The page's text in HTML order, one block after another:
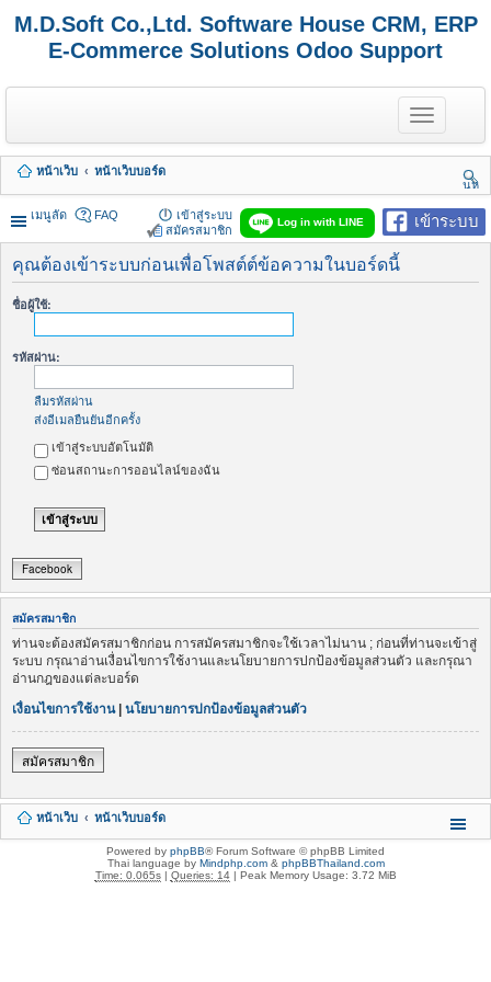
M.D.Soft Co.,Ltd. Software House CRM, ERP
E-Commerce Solutions Odoo Support
T
o
g
e
n
a
v
g
หน้าเว็บ
หน้าเว็บบอร์ด
นห
า
เมนูลัด
เข้าระบบ
Log in with LINE
FAQ
เข้าสู่ระบบ
สมัครสมาชิก
คุณต้องเข้าระบบก่อนเพื่อโพสต์ต์ข้อความในบอร์ดนี้
ชื่อผู้ใช้:
รหัสผ่าน:
ลืมรหัสผ่าน
ส่งอีเมลยืนยันอีกครั้ง
เข้าสู่ระบบอัตโนมัติ
ซ่อนสถานะการออนไลน์ของฉัน
Facebook
สมัครสมาชิก
ท่านจะต้องสมัครสมาชิกก่อน การสมัครสมาชิกจะใช้เวลาไม่นาน ; ก่อนที่ท่านจะเข้าสู่
ระบบ กรุณาอ่านเงื่อนไขการใช้งานและนโยบายการปกป้องข้อมูลส่วนตัว และกรุณา
อ่านกฎของแต่ละบอร์ด
เงื่อนไขการใช้งาน| นโยบายการปกป้องข้อมูลส่วนตัว
สมัครสมาชิก
หน้าเว็บ หน้าเว็บบอร์ด
Powered by phpBB® Forum Software © phpBB Limited
Thai language by Mindphp.com& phpBBThailand.com
Time: 0.065s| Queries: 14| Peak Memory Usage: 3.72 MiB